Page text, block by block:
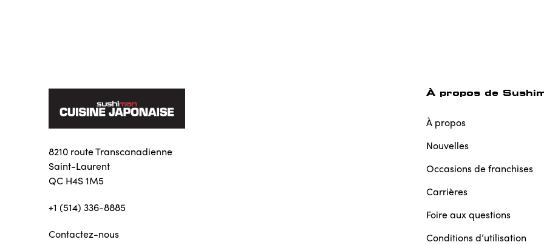
8210 route Transcanadienne
Saint-Laurent
QC H4S 1M5
+1 (514) 336-8885
Contactez-nous
À propos de
À propos
Nouvelles
Occasions de franchises
Carrières
Foire aux questions
Conditions d’utilisation